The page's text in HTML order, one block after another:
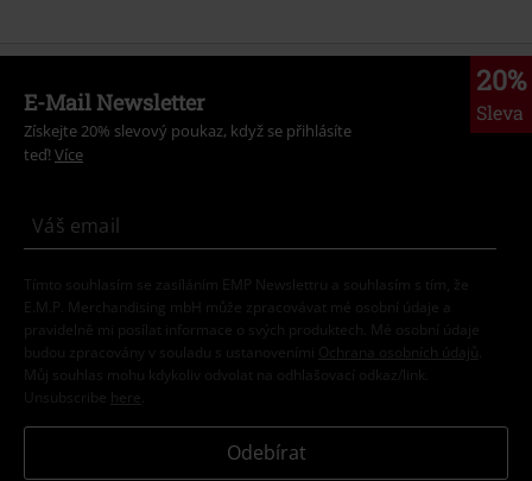
20%
Sleva
E-Mail Newsletter
Získejte 20% slevový poukaz, když se přihlásíte
teď! Více
Tímto souhlasím se zasíláním EMP Newslettru a souhlasím s tím, že
E.M.P. Merchandising mbH může zpracovávat mé osobní údaje a
pravidelně mi posílat informace o svých produktech. Mé osobní údaje
budou zpracovány v souladu s ustanoveními
Ochrana osobních údajů
Můj souhlas mohu kdykoliv odvolat na odhlašovací odkaz/link.
Unsubscribe here
Odebírat